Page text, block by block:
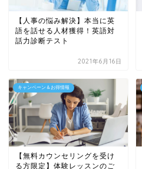
【人事の悩み解決】本当に英
語を話せる人材獲得！英語対
話力診断テスト
2021年6月16日
キャンペーン＆お得情報
【無料カウンセリングを受け
る方限定】体験レッスンのご